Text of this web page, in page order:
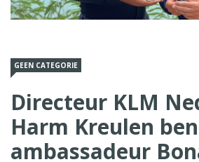
GEEN CATEGORIE
Directeur KLM
Harm Kreulen
ambassadeur